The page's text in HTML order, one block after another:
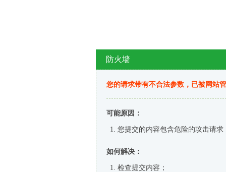
防火墙
您的请求带有不合法参数，已被网站
可能原因：
您提交的内容包含危险的攻击请求
如何解决：
检查提交内容；